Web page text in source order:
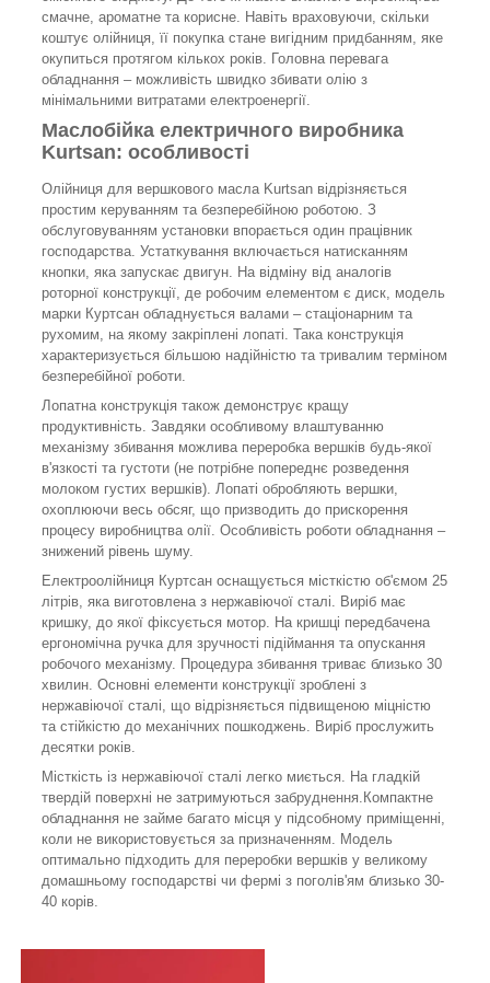
смачне, ароматне та корисне. Навіть враховуючи, скільки
коштує олійниця, її покупка стане вигідним придбанням, яке
окупиться протягом кількох років. Головна перевага
обладнання – можливість швидко збивати олію з
мінімальними витратами електроенергії.
Маслобійка електричного виробника
Kurtsan: особливості
Олійниця для вершкового масла Kurtsan відрізняється
простим керуванням та безперебійною роботою. З
обслуговуванням установки впорається один працівник
господарства. Устаткування включається натисканням
кнопки, яка запускає двигун. На відміну від аналогів
роторної конструкції, де робочим елементом є диск, модель
марки Куртсан обладнується валами – стаціонарним та
рухомим, на якому закріплені лопаті. Така конструкція
характеризується більшою надійністю та тривалим терміном
безперебійної роботи.
Лопатна конструкція також демонструє кращу
продуктивність. Завдяки особливому влаштуванню
механізму збивання можлива переробка вершків будь-якої
в'язкості та густоти (не потрібне попереднє розведення
молоком густих вершків). Лопаті обробляють вершки,
охоплюючи весь обсяг, що призводить до прискорення
процесу виробництва олії. Особливість роботи обладнання –
знижений рівень шуму.
Електроолійниця Куртсан оснащується місткістю об'ємом 25
літрів, яка виготовлена ​​з нержавіючої сталі. Виріб має
кришку, до якої фіксується мотор. На кришці передбачена
ергономічна ручка для зручності підіймання та опускання
робочого механізму. Процедура збивання триває близько 30
хвилин. Основні елементи конструкції зроблені з
нержавіючої сталі, що відрізняється підвищеною міцністю
та стійкістю до механічних пошкоджень. Виріб прослужить
десятки років.
Місткість із нержавіючої сталі легко миється. На гладкій
твердій поверхні не затримуються забруднення.Компактне
обладнання не займе багато місця у підсобному приміщенні,
коли не використовується за призначенням. Модель
оптимально підходить для переробки вершків у великому
домашньому господарстві чи фермі з поголів'ям близько 30-
40 корів.